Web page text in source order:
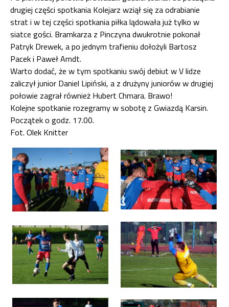
drugiej części spotkania Kolejarz wziął się za odrabianie
strat i w tej części spotkania piłka lądowała już tylko w
siatce gości. Bramkarza z Pinczyna dwukrotnie pokonał
Patryk Drewek, a po jednym trafieniu dołożyli Bartosz
Pacek i Paweł Arndt.
Warto dodać, że w tym spotkaniu swój debiut w V lidze
zaliczył junior Daniel Lipiński, a z drużyny juniorów w drugiej
połowie zagrał również Hubert Chmara. Brawo!
Kolejne spotkanie rozegramy w sobotę z Gwiazdą Karsin.
Początek o godz. 17.00.
Fot. Olek Knitter